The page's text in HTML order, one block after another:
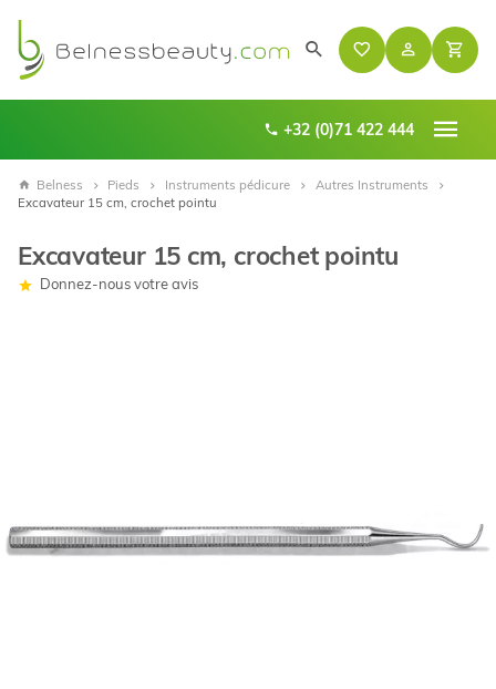
+32 (0)71 422 444
Belness Pieds Instruments pédicure
Autres Instruments
Excavateur 15 cm, crochet pointu
Excavateur 15 cm, crochet pointu
Donnez-nous votre avis